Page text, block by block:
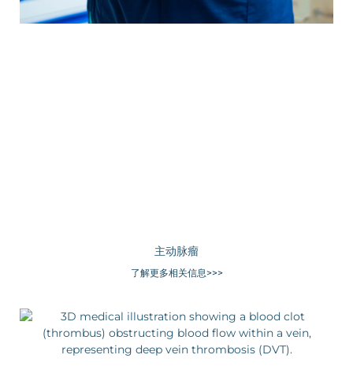
主动脉瘤
了解更多相关信息>>>